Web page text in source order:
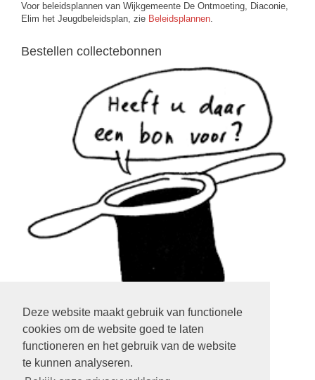
Deze website maakt gebruik van functionele
cookies om de website goed te laten
functioneren en het gebruik van de website
te kunnen analyseren.
Voor beleidsplannen van Wijkgemeente De Ontmoeting, Diaconie,
Elim het Jeugdbeleidsplan, zie Beleidsplannen.
Bestellen collectebonnen
klik op het plaatje
LOGIN EXTRANET